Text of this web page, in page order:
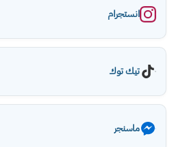
انستجرام
تيك توك
ماسنجر